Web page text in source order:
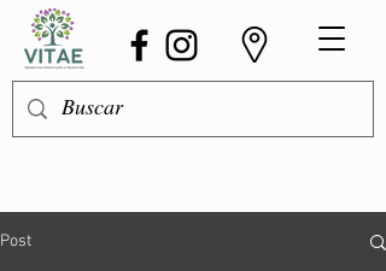
Post